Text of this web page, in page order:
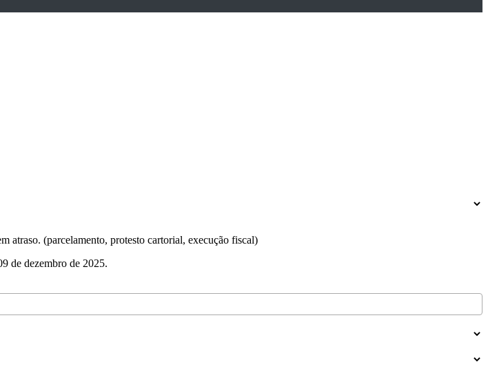
atraso. (parcelamento, protesto cartorial, execução fiscal)
de dezembro de 2025.